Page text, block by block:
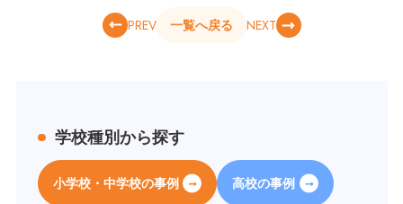
PREV 一覧へ戻る NEXT
学校種別から探す
小学校・中学校の事例 高校の事例